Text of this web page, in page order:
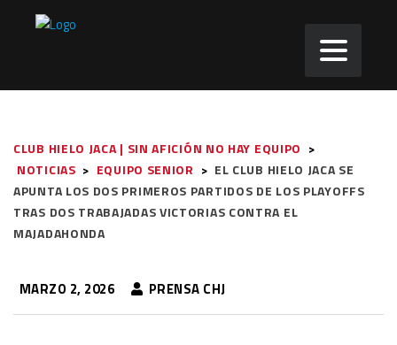
CLUB HIELO JACA | SIN AFICIÓN NO HAY EQUIPO >
NOTICIAS > EQUIPO SENIOR > EL CLUB HIELO JACA SE
APUNTA LOS DOS PRIMEROS PARTIDOS DE LOS PLAYOFFS
TRAS DOS TRABAJADAS VICTORIAS CONTRA EL
MAJADAHONDA
MARZO 2, 2026 PRENSA CHJ